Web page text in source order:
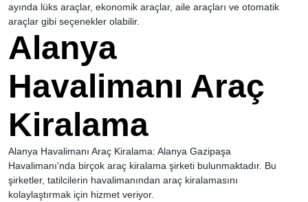
ayında lüks araçlar, ekonomik araçlar, aile araçları ve otomatik
araçlar gibi seçenekler olabilir.
Alanya
Havalimanı Araç
Kiralama
Alanya Havalimanı Araç Kiralama: Alanya Gazipaşa
Havalimanı'nda birçok araç kiralama şirketi bulunmaktadır. Bu
şirketler, tatilcilerin havalimanından araç kiralamasını
kolaylaştırmak için hizmet veriyor.